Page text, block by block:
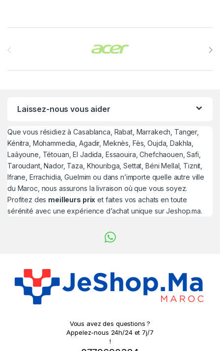
Laissez-nous vous aider
Que vous résidiez à Casablanca, Rabat, Marrakech, Tanger,
Kénitra, Mohammedia, Agadir, Meknès, Fès, Oujda, Dakhla,
Laâyoune, Tétouan, El Jadida, Essaouira, Chefchaouen, Safi,
Taroudant, Nador, Taza, Khouribga, Settat, Béni Mellal, Tiznit,
Ifrane, Errachidia, Guelmim ou dans n’importe quelle autre ville
du Maroc, nous assurons la livraison où que vous soyez.
Profitez des meilleurs prix et faites vos achats en toute
sérénité avec une expérience d’achat unique sur Jeshop.ma.
Vous avez des questions ?
Appelez-nous 24h/24 et 7j/7
!